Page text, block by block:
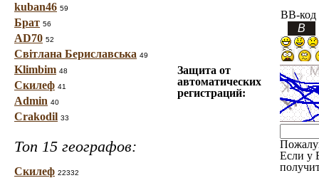
kuban46 59
Брат 56
AD70 52
Світлана Бериславська 49
Klimbim 48
Скилеф 41
Admin 40
Crakodil 33
Топ 15 географов:
Скилеф 22332
BB-код
Защита от
автоматических
регистраций:
Если у